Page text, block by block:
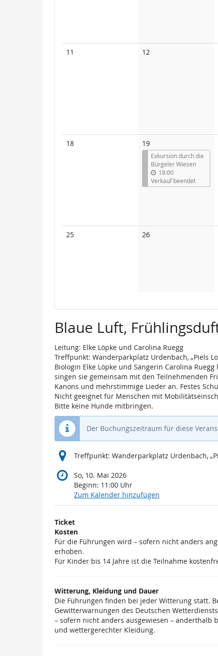
11 12
18Keine
19
Exkursion durch die
Bürgeler Wiesen
18:00
Verkauf beendet
25Keine
26Keine
Blaue Luft,
Leitung: Elke Löpke und Carolina Ruegg
Treffpunkt: Wanderparkplatz Urdenbach, „Piels
Biologin Elke Löpke und Sängerin Carolina
singen sie gemeinsam mit den Teilnehmenden
Kanons und mehrstimmige Lieder an. Festes
Nicht geeignet für Menschen mit
Bitte keine Hunde mitbringen.
Der Buchungszeitraum für diese
Treffpunkt: Wanderparkplatz Urdenbach,
So, 10. Mai 2026
Beginn: 11:00 Uhr
Zum Kalender hinzufügen
Produkte
Unkategorisierte
Produkte
Ticket
Kosten
Für die Führungen wird – sofern nicht anders
erhoben.
Für Kinder bis 14 Jahre ist die Teilnahme
Witterung, Kleidung und Dauer
Die Führungen finden bei jeder Witterung statt.
Gewitterwarnungen des Deutschen
– sofern nicht anders ausgewiesen – anderthalb
und wettergerechter Kleidung.